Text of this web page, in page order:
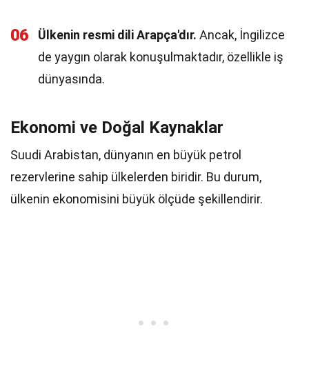
06 Ülkenin resmi dili Arapça'dır. Ancak, İngilizce
de yaygın olarak konuşulmaktadır, özellikle iş
dünyasında.
Ekonomi ve Doğal Kaynaklar
Suudi Arabistan, dünyanın en büyük petrol
rezervlerine sahip ülkelerden biridir. Bu durum,
ülkenin ekonomisini büyük ölçüde şekillendirir.